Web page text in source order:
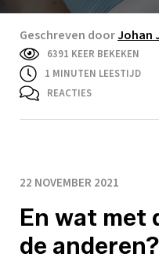
Geschreven doorJohan
6391 KEER BEKEKEN
1 MINUTEN LEESTIJD
REACTIES
22 NOVEMBER 2021
En wat met
de anderen?